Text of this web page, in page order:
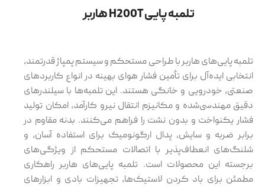
تلمبه پایی H200T هاربر
تلمبه پایی‌های هاربر با طراحی مستحکم و سیستم پمپاژ قدرتمند،
انتخابی ایده‌آل برای تأمین فشار هوای بهینه در انواع کاربردهای
صنعتی، خودرویی و خانگی هستند. این تلمبه‌ها با سیلندرهای
دقیق مهندسی‌شده و مکانیزم انتقال نیرو کارآمد، امکان تولید
فشار یکنواخت و بدون نشت را فراهم می‌کنند. بدنه مقاوم در
برابر ضربه و سایش، پدال ارگونومیک برای استفاده آسان، و
شلنگ‌های انعطاف‌پذیر با اتصالات مستحکم از ویژگی‌های
برجسته این محصولات است. تلمبه پایی‌های هاربر راهکاری
مطمئن برای باد کردن لاستیک‌ها، تجهیزات بادی و ابزارهای